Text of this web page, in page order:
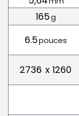
165g
6.5pouces
2736 x 1260